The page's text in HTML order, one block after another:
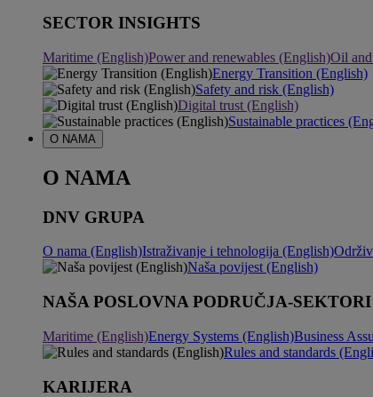
SECTOR INSIGHTS
Maritime (English)Power and renewables (English)Oil
Energy Transition (English)
Safety and risk (English)
Digital trust (English)
Sustainable practices
O NAMA
O NAMA
DNV GRUPA
O nama (English)Istraživanje i tehnologija (English)
Naša povijest (English)
NAŠA POSLOVNA PODRUČJA-SEKTORI
Maritime (English)Energy Systems (English)Business
Rules and standards
KARIJERA